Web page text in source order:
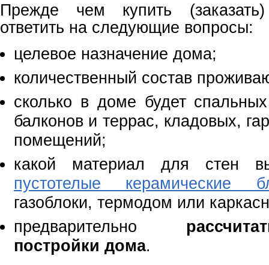
Прежде чем купить
ответить на следующие вопросы:
целевое назначение дома;
количественный состав
сколько в доме будет
балконов и террас, кладовых,
помещений;
какой материал для стен
пустотелые керамические
газоблоки, термодом или
предварительно
постройки дома.